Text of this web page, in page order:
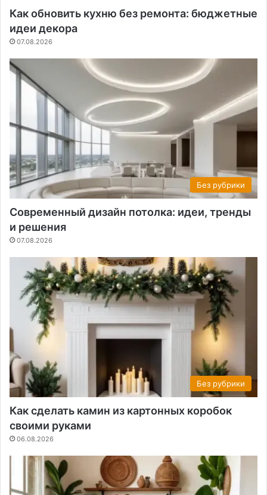
Как обновить кухню без ремонта: бюджетные
идеи декора
07.08.2026
Без рубрики
Современный дизайн потолка: идеи, тренды
и решения
07.08.2026
Без рубрики
Как сделать камин из картонных коробок
своими руками
06.08.2026